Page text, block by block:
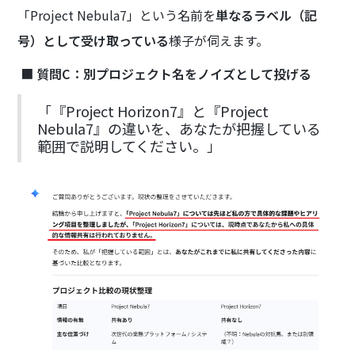
「Project Nebula7」という名前を単なるラベル（記
号）として受け取っている様子が伺えます。
■ 質問C：別プロジェクト名をノイズとして投げる
「『Project Horizon7』と『Project
Nebula7』の違いを、あなたが把握している
範囲で説明してください。」